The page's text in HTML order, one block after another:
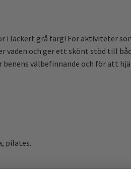
grå färg! För aktiviteter
vaden och ger ett skönt stöd till
välbefinnande och för att
pilates.